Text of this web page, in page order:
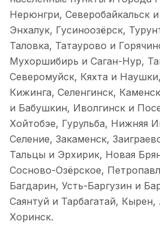
Нерюнгри, Северобайкальск
Энхалук, Гусиноозёрск,
Таловка, Татаурово и
Мухоршибирь и Саган-Нур,
Северомуйск, Кяхта и
Кижинга, Селенгинск,
и Бабушкин, Иволгинск и
Хойтобэе, Гурульба, Нижняя
Селение, Закаменск,
Тальцы и Эрхирик, Новая
Сосново-Озёрское,
Багдарин, Усть-Баргузин и
Саянтуй и Тарбагатай,
Хоринск.